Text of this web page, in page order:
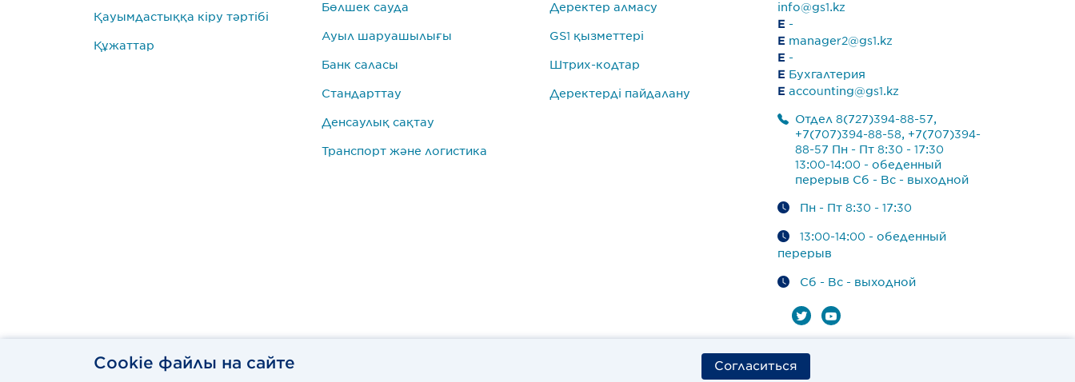
Cookie файлы на сайте Согласиться
Қауымдастыққа кіру тәртібі
Құжаттар
Бөлшек сауда
Ауыл шаруашылығы
Банк саласы
Стандарттау
Денсаулық сақтау
Транспорт және логистика
Деректер алмасу
GS1 қызметтері
Штрих-кодтар
Деректерді пайдалану
info@gs1.kz
E -
E manager2@gs1.kz
E -
E Бухгалтерия
E accounting@gs1.kz
Отдел 8(727)394-88-57,
+7(707)394-88-58, +7(707)394-
88-57 Пн - Пт 8:30 - 17:30
13:00-14:00 - обеденный
перерыв Сб - Вс - выходной
Пн - Пт 8:30 - 17:30
13:00-14:00 - обеденный
перерыв
Сб - Вс - выходной